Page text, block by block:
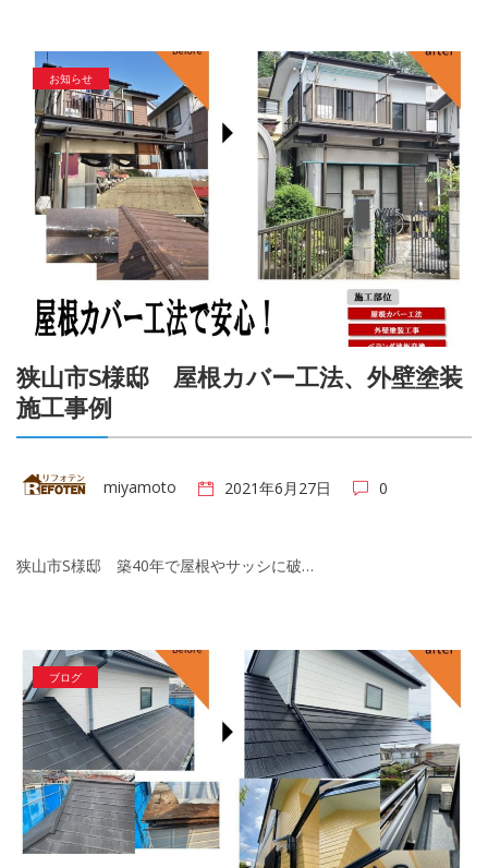
お知らせ
狭山市S様邸 屋根カバー工法、外壁塗装
施工事例
miyamoto 2021年6月27日 0
狭山市S様邸 築40年で屋根やサッシに破…
ブログ